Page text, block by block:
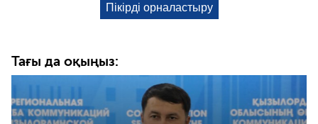
Тағы да оқыңыз: